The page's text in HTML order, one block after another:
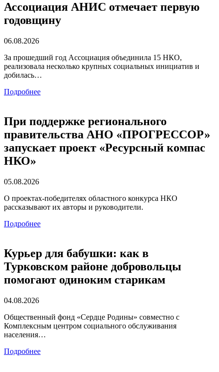
Ассоциация АНИС отмечает первую
годовщину
06.08.2026
За прошедший год Ассоциация объединила 15 НКО,
реализовала несколько крупных социальных инициатив и
добилась…
Подробнее
При поддержке регионального
правительства АНО «ПРОГРЕССОР»
запускает проект «Ресурсный компас
НКО»
05.08.2026
О проектах-победителях областного конкурса НКО
рассказывают их авторы и руководители.
Подробнее
Курьер для бабушки: как в
Турковском районе добровольцы
помогают одиноким старикам
04.08.2026
Общественный фонд «Сердце Родины» совместно с
Комплексным центром социального обслуживания
населения…
Подробнее